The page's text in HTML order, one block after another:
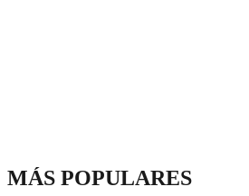
MÁS POPULARES